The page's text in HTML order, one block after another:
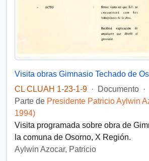
Visita obras Gimnasio Techado de
CL CLUAH 1-23-1-9 · Documento ·
Parte de Presidente Patricio Aylwin
1994)
Visita programada sobre obra de
la comuna de Osorno, X Región.
Aylwin Azocar, Patricio